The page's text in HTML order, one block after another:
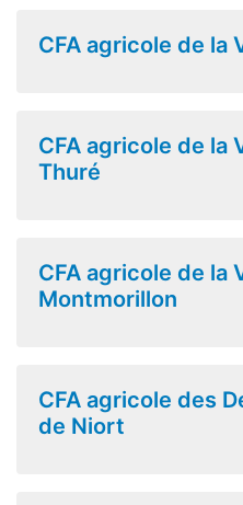
CFA agricole de la
CFA agricole de la
Thuré
CFA agricole de la
Montmorillon
CFA agricole des
de Niort